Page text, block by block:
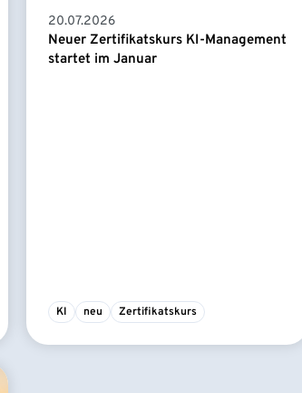
20.07.2026
Neuer Zertifikatskurs KI-Management
startet im Januar
KI neu Zertifikatskurs